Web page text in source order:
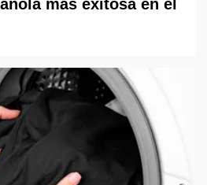
más exitosa en el